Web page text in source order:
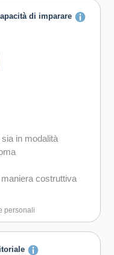
di imparare
in modalità
costruttiva
in ambienti
empatia
personali